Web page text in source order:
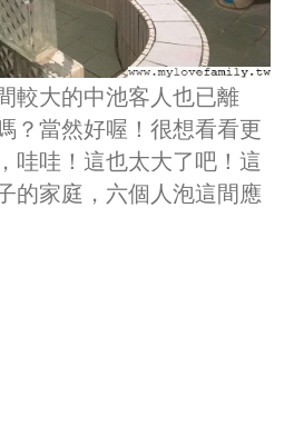
較大的中池客人也已離
？當然好喔！很想看看更
哇哇！這也太大了吧！這
的家庭，六個人泡這間應